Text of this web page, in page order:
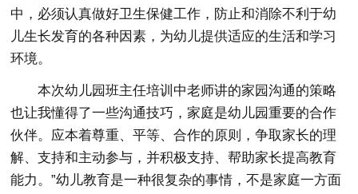
中，必须认真做好卫生保健工作，防止和消除不利于幼
儿生长发育的各种因素，为幼儿提供适应的生活和学习
环境。
本次幼儿园班主任培训中老师讲的家园沟通的策略
也让我懂得了一些沟通技巧，家庭是幼儿园重要的合作
伙伴。应本着尊重、平等、合作的原则，争取家长的理
解、支持和主动参与，并积极支持、帮助家长提高教育
能力。”幼儿教育是一种很复杂的事情，不是家庭一方面